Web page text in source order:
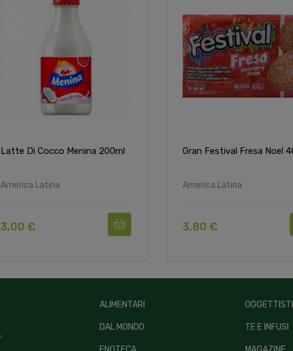
Latte Di Cocco Menina 200ml
America Latina
3,00 €
Gran Festival Fresa Noel
America Latina
3,80 €
ALIMENTARI
DAL MONDO TE E INFUSI